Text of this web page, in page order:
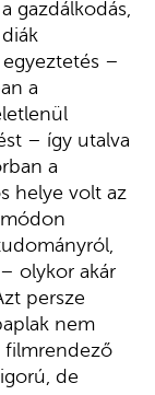
gazdálkodás,
–
a
– így utalva
a
helye volt az
olykor akár
persze
nem
filmrendező
de